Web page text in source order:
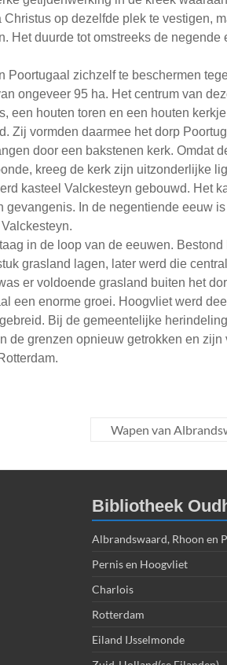
op dezelfde plek te vestigen,
Het duurde tot omstreeks de negende
Poortugaal zichzelf te beschermen
ongeveer 95 ha. Het centrum van
een houten toren en een houten
Zij vormden daarmee het dorp
door een bakstenen kerk. Omdat
kreeg de kerk zijn uitzonderlijke
kasteel Valckesteyn gebouwd. Het
In de negentiende eeuw
in de loop van de eeuwen. Bestond
grasland lagen, later werd die
er voldoende grasland buiten het
een enorme groei. Hoogvliet werd
Bij de gemeentelijke
de grenzen opnieuw getrokken en
Wapen van
Bibliotheek
Albrandswaard, Rhoon en
Pernis en Hoogvliet
Charlois
Rotterdam
Eiland IJsselmonde